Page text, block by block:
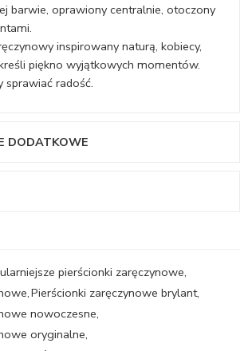
barwie, oprawiony centralnie, otoczony
inspirowany naturą, kobiecy,
piękno wyjątkowych momentów.
sprawiać radość.
DODATKOWE
pierścionki zaręczynowe,
,Pierścionki zaręczynowe brylant,
nowoczesne,
oryginalne,